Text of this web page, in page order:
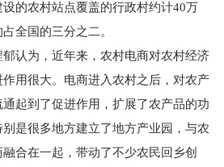
设的农村站点覆盖的行政村约计40万
全国的三分之二。
郁认为，近年来，农村电商对农村经济
作用很大。电商进入农村之后，对农产
通起到了促进作用，扩展了农产品的功
别是很多地方建立了地方产业园，与农
融合在一起，带动了不少农民回乡创